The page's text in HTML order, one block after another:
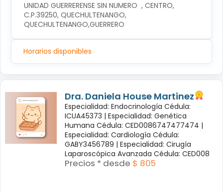
UNIDAD GUERRERENSE SIN NUMERO  , CENTRO,
C.P.39250, QUECHULTENANGO,
QUECHULTENANGO,GUERRERO
Horarios disponibles
Dra. Daniela House Martinez
Especialidad: Endocrinología Cédula:
ICUA45373 | Especialidad: Genética
Humana Cédula: CED0086747477474 |
Especialidad: Cardiología Cédula:
GABY3456789 | Especialidad: Cirugía
Laparoscópica Avanzada Cédula: CED008
Precios * desde $ 805